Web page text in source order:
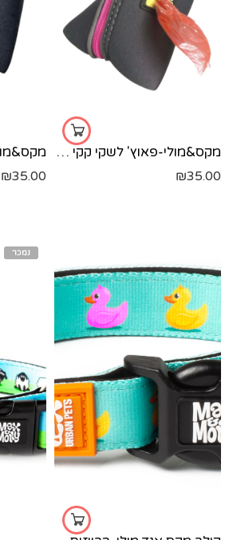
מקס&מולי-פאוץ' לשקי קקי וורוד
₪35.00
₪35.00
m
נמכר